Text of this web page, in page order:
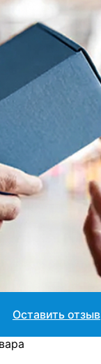
Оставить отзыв